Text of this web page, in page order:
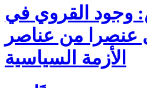
وجود القروي في
عنصرا من عناصر
الأزمة السياسية